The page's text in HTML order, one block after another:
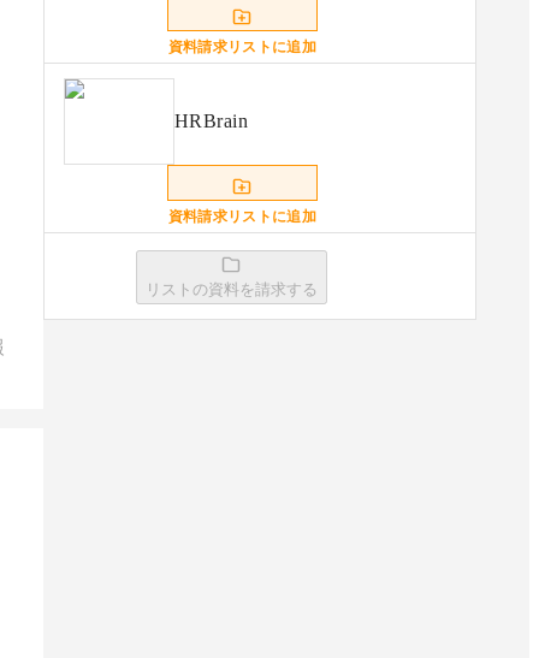
資料請求リストに追加
HRBrain
資料請求リストに追加
KING OF TIME 人事労務
リストの資料を請求する